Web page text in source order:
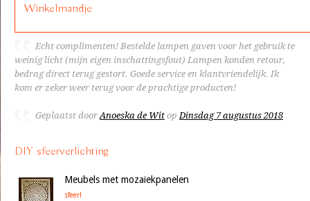
Winkelmandje
Echt complimenten! Bestelde lampen gaven voor het gebruik te
weinig licht (mijn eigen inschattingsfout) Lampen konden retour,
bedrag direct terug gestort. Goede service en klantvriendelijk. Ik
kom er zeker weer terug voor de prachtige producten!
Geplaatst door Anoeska de Wit op Dinsdag 7 augustus 2018
DIY sfeerverlichting
Meubels met mozaiekpanelen
sfeer!